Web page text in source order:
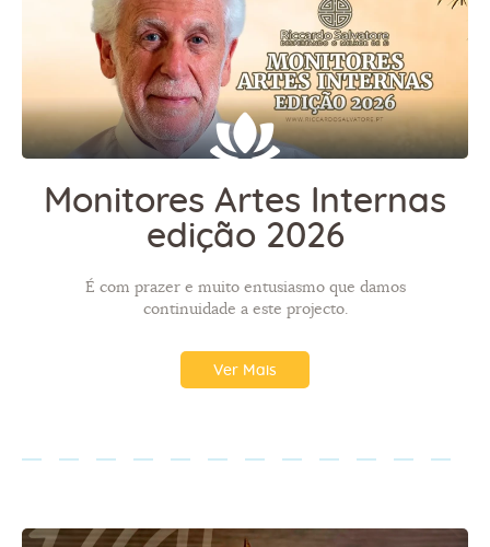
Monitores Artes Internas
edição 2026
É com prazer e muito entusiasmo que damos
continuidade a este projecto.
Ver Mais